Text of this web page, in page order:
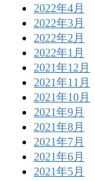
2022年4月
2022年3月
2022年2月
2022年1月
2021年12月
2021年11月
2021年10月
2021年9月
2021年8月
2021年7月
2021年6月
2021年5月